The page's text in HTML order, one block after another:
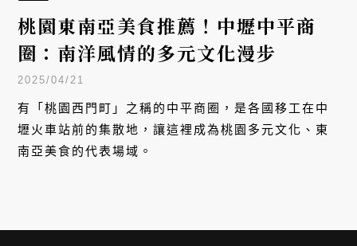
桃園東南亞美食推薦！中壢中平商
圈：南洋風情的多元文化漫步
2025/04/21
有「桃園西門町」之稱的中平商圈，是各國移工在中
壢火車站前的集散地，讓這裡成為桃園多元文化、東
南亞美食的代表場域。